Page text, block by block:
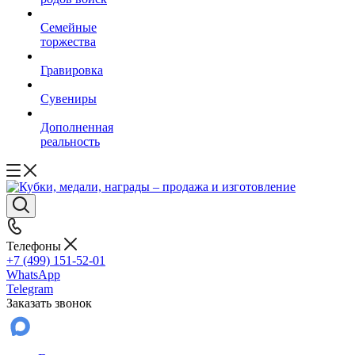
Семейные
торжества
Гравировка
Сувениры
Дополненная
реальность
Телефоны
+7 (499) 151-52-01
WhatsApp
Telegram
Заказать звонок